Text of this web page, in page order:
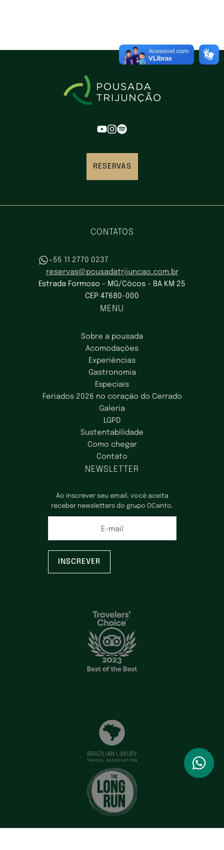
RESERVAS
CONTATOS
+55 11 2770 0237
reservas@pousadatrijuncao.com.br
Estrada Formoso - MG/Côcos - BA KM 25
CEP 47680-000
MENU
Sobre a pousada
Acomodações
Experiências
Gastronomia
Especiais
Feriados 2026 no coração do Cerrado
Galeria
LGPD
Sustentabilidade
Como chegar
Contato
NEWSLETTER
Ao inscrever seu email, você aceita
receber newsletters do grupo OCanto.
E-mail
INSCREVER